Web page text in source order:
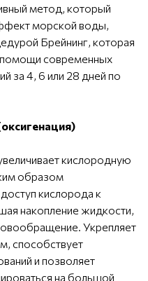
метод, который
морской воды,
Брейнинг, которая
помощи современных
за 4, 6 или 28 дней по
кислородную
образом
кислорода к
накопление жидкости,
Укрепляет
способствует
и позволяет
на большой